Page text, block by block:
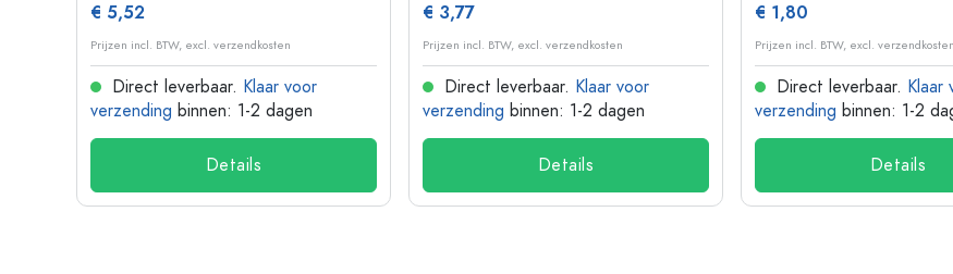
€ 5,52
Prijzen incl. BTW, excl. verzendkosten
Direct leverbaar. Klaar voor
verzending binnen: 1-2 dagen
Details
€ 3,77
Prijzen incl. BTW, excl. verzendkosten
Direct leverbaar. Klaar voor
verzending binnen: 1-2 dagen
Details
€ 1,80
Prijzen incl. BTW, excl. verzendkosten
Direct leverbaar. Klaar
verzending binnen: 1-2
Details